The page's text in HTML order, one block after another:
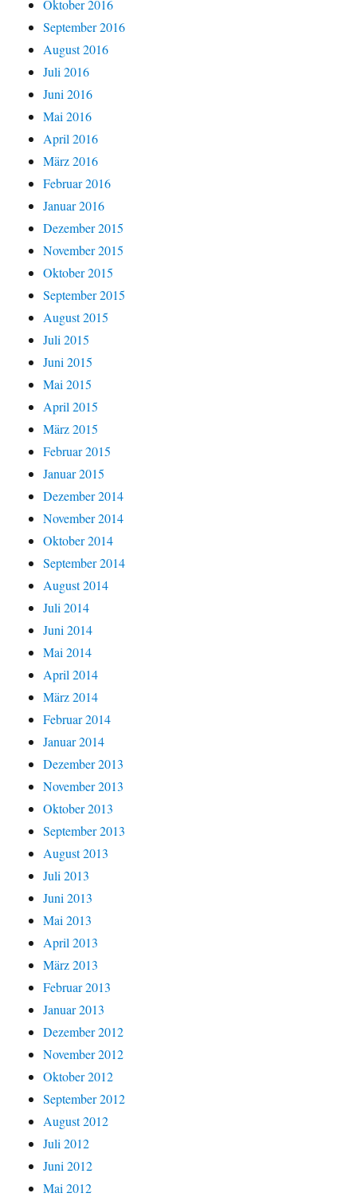
Oktober 2016
September 2016
August 2016
Juli 2016
Juni 2016
Mai 2016
April 2016
März 2016
Februar 2016
Januar 2016
Dezember 2015
November 2015
Oktober 2015
September 2015
August 2015
Juli 2015
Juni 2015
Mai 2015
April 2015
März 2015
Februar 2015
Januar 2015
Dezember 2014
November 2014
Oktober 2014
September 2014
August 2014
Juli 2014
Juni 2014
Mai 2014
April 2014
März 2014
Februar 2014
Januar 2014
Dezember 2013
November 2013
Oktober 2013
September 2013
August 2013
Juli 2013
Juni 2013
Mai 2013
April 2013
März 2013
Februar 2013
Januar 2013
Dezember 2012
November 2012
Oktober 2012
September 2012
August 2012
Juli 2012
Juni 2012
Mai 2012